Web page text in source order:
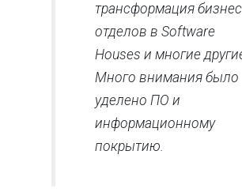
трансформация
отделов в Softwarе
Houses и многие
Много внимания было
уделено ПО и
информационному
покрытию.